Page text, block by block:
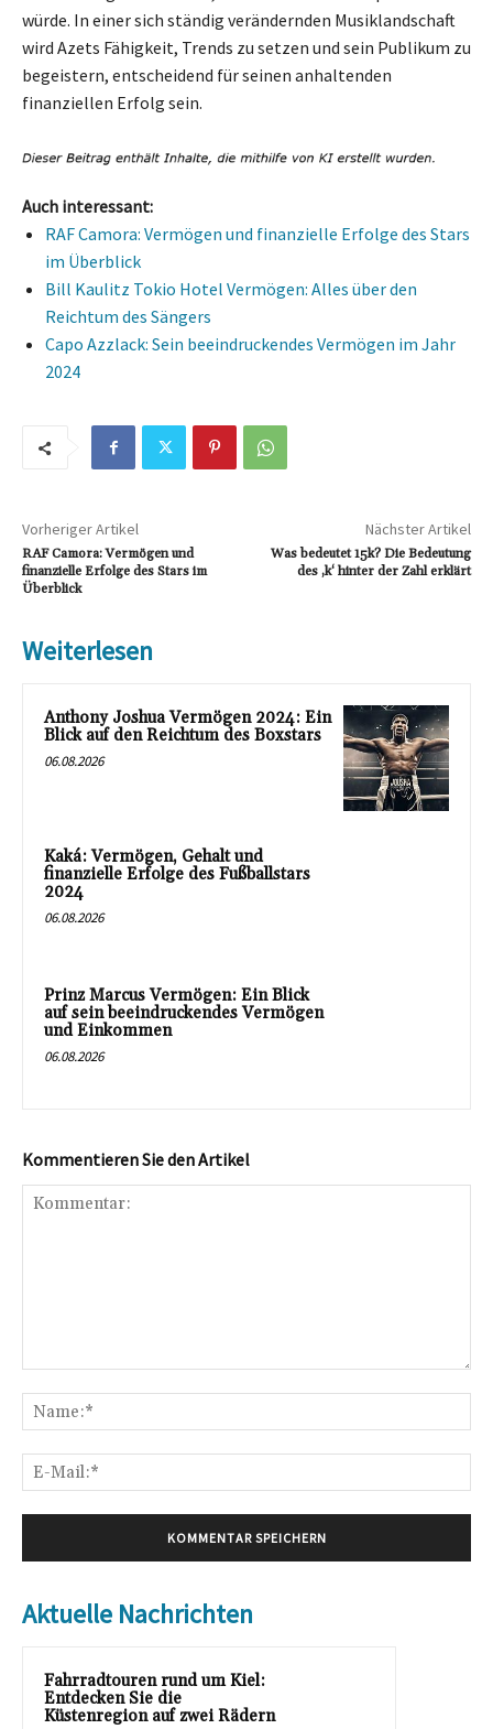
würde. In einer sich ständig verändernden Musiklandschaft
wird Azets Fähigkeit, Trends zu setzen und sein Publikum zu
begeistern, entscheidend für seinen anhaltenden
finanziellen Erfolg sein.
Auch interessant:
RAF Camora: Vermögen und finanzielle Erfolge des Stars
im Überblick
Bill Kaulitz Tokio Hotel Vermögen: Alles über den
Reichtum des Sängers
Capo Azzlack: Sein beeindruckendes Vermögen im Jahr
2024
Vorheriger Artikel
RAF Camora: Vermögen und
finanzielle Erfolge des Stars im
Überblick
Nächster Artikel
Was bedeutet 15k? Die Bedeutung
des ‚k‘ hinter der Zahl erklärt
Weiterlesen
Anthony Joshua Vermögen 2024: Ein
Blick auf den Reichtum des Boxstars
06.08.2026
Kaká: Vermögen, Gehalt und
finanzielle Erfolge des Fußballstars
2024
06.08.2026
Prinz Marcus Vermögen: Ein Blick
auf sein beeindruckendes Vermögen
und Einkommen
06.08.2026
Kommentieren Sie den Artikel
Aktuelle Nachrichten
Fahrradtouren rund um Kiel:
Entdecken Sie die
Küstenregion auf zwei Rädern